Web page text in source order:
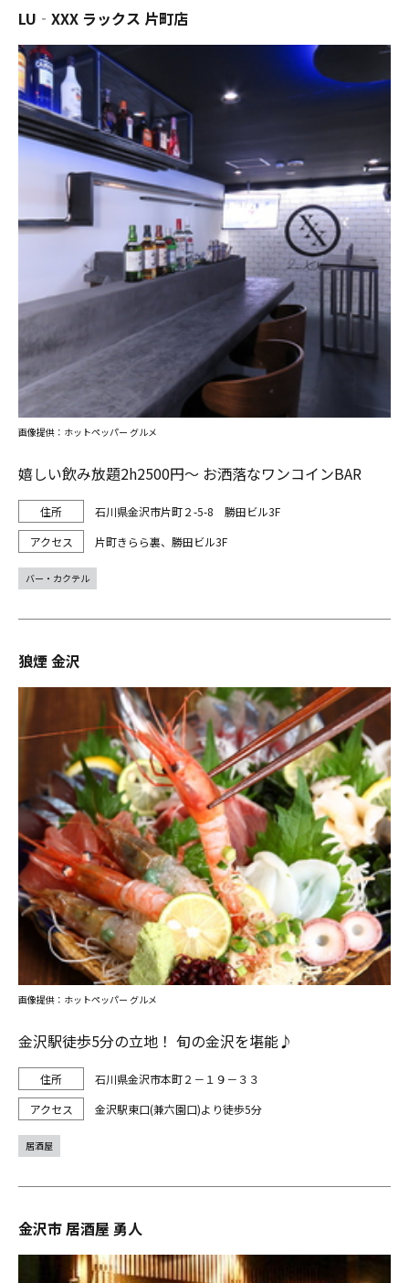
LU‐XXX ラックス 片町店
嬉しい飲み放題2h2500円～ お洒落なワンコインBAR
石川県金沢市片町２-5-8 勝田ビル3F
片町きらら裏、勝田ビル3F
画像提供：ホットペッパー グルメ
バー・カクテル
狼煙 金沢
金沢駅徒歩5分の立地！ 旬の金沢を堪能♪
石川県金沢市本町２－１９－３３
金沢駅東口(兼六園口)より徒歩5分
画像提供：ホットペッパー グルメ
居酒屋
金沢市 居酒屋 勇人